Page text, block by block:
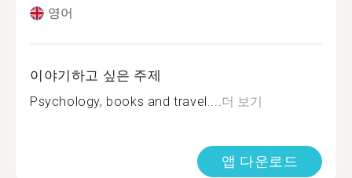
영어
이야기하고 싶은 주제
Psychology, books and travel....더 보기
앱 다운로드